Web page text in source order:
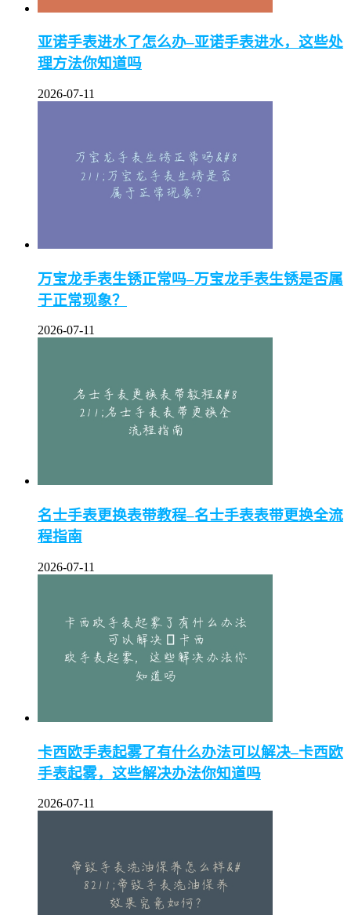
亚诺手表进水了怎么办–亚诺手表进水，这些处
理方法你知道吗
2026-07-11
万宝龙手表生锈正常吗–万宝龙手表生锈是否属
于正常现象？
2026-07-11
名士手表更换表带教程–名士手表表带更换全流
程指南
2026-07-11
卡西欧手表起雾了有什么办法可以解决–卡西欧
手表起雾，这些解决办法你知道吗
2026-07-11